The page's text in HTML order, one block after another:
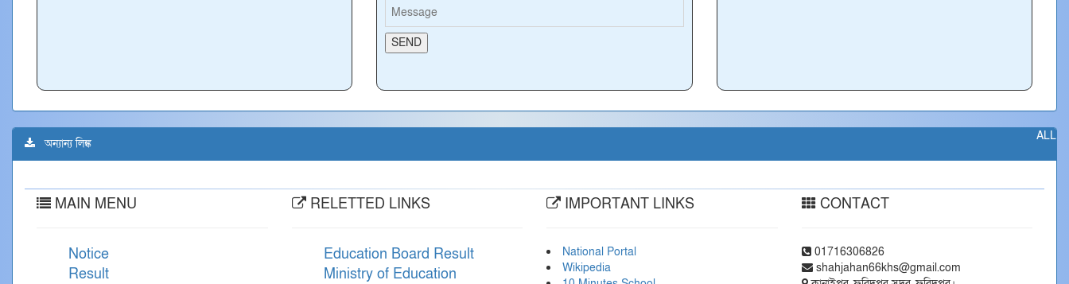
ALL
অন্যান্য লিঙ্ক
MAIN MENU
Notice
Result
RELETTED LINKS
Education Board Result
Ministry of Education
IMPORTANT LINKS
National Portal
Wikipedia
CONTACT
01716306826
shahjahan66khs@gmail.com